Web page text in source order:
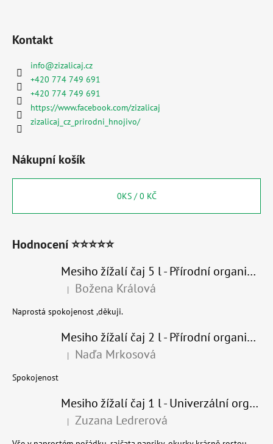
Kontakt
info@zizalicaj.cz
+420 774 749 691
+420 774 749 691
https://www.facebook.com/zizalicaj
zizalicaj_cz_prirodni_hnojivo/
Nákupní košík
0KS /0 KČ
Hodnocení ⭐⭐⭐⭐⭐
Mesiho žížalí čaj 5 l - Přírodní organické hnojivo 100% nature
Hodnocení produktu je 5 z 5 hvězdiček.
| Božena Králová
Naprostá spokojenost ,děkuji.
Mesiho žížalí čaj 2 l - Přírodní organické hnojivo 100% nature - recyklovaný obal
Hodnocení produktu je 5 z 5 hvězdiček.
| Naďa Mrkosová
Spokojenost
Mesiho žížalí čaj 1 l - Univerzální organické hnojivo
Hodnocení produktu je 5 z 5 hvězdiček.
| Zuzana Ledrerová